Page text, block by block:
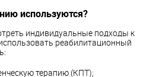
используются?
индивидуальные подходы к
реабилитационный
терапию (КПТ);